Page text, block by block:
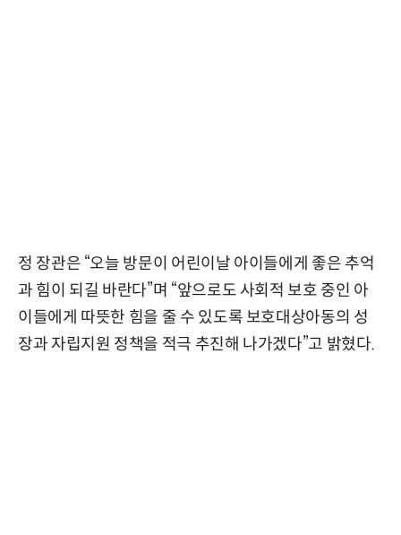
정 장관은 “오늘 방문이 어린이날 아이들에게 좋은 추억
과 힘이 되길 바란다”며 “앞으로도 사회적 보호 중인 아
이들에게 따뜻한 힘을 줄 수 있도록 보호대상아동의 성
장과 자립지원 정책을 적극 추진해 나가겠다”고 밝혔다.